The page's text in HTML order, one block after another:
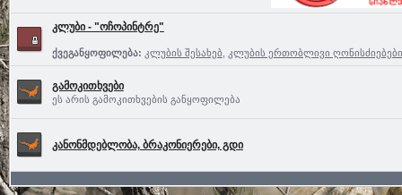
კლუბი - "ოჩოპინტრე"
ქვეგანყოფილება: კლუბის შესახებ კლუბის ერთობლივი ღონისძიებები
გამოკითხვები
ეს არის გამოკითხვების განყოფილება
კანონმდებლობა, ბრაკონიერები, გდი